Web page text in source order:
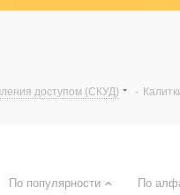
доступом (СКУД) -
По популярности По